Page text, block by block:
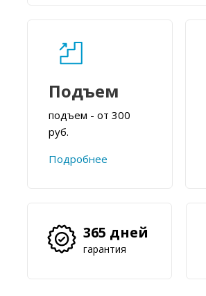
Подъем
подъем - от 300
руб.
Подробнее
365 дней
гарантия